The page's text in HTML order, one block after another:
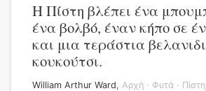
Η Πίστη βλέπει ένα
ένα βολβό, έναν κήπο σε
και μια τεράστια
κουκούτσι.
William Arthur Ward, Αρχή · Φυτά · Πίστη